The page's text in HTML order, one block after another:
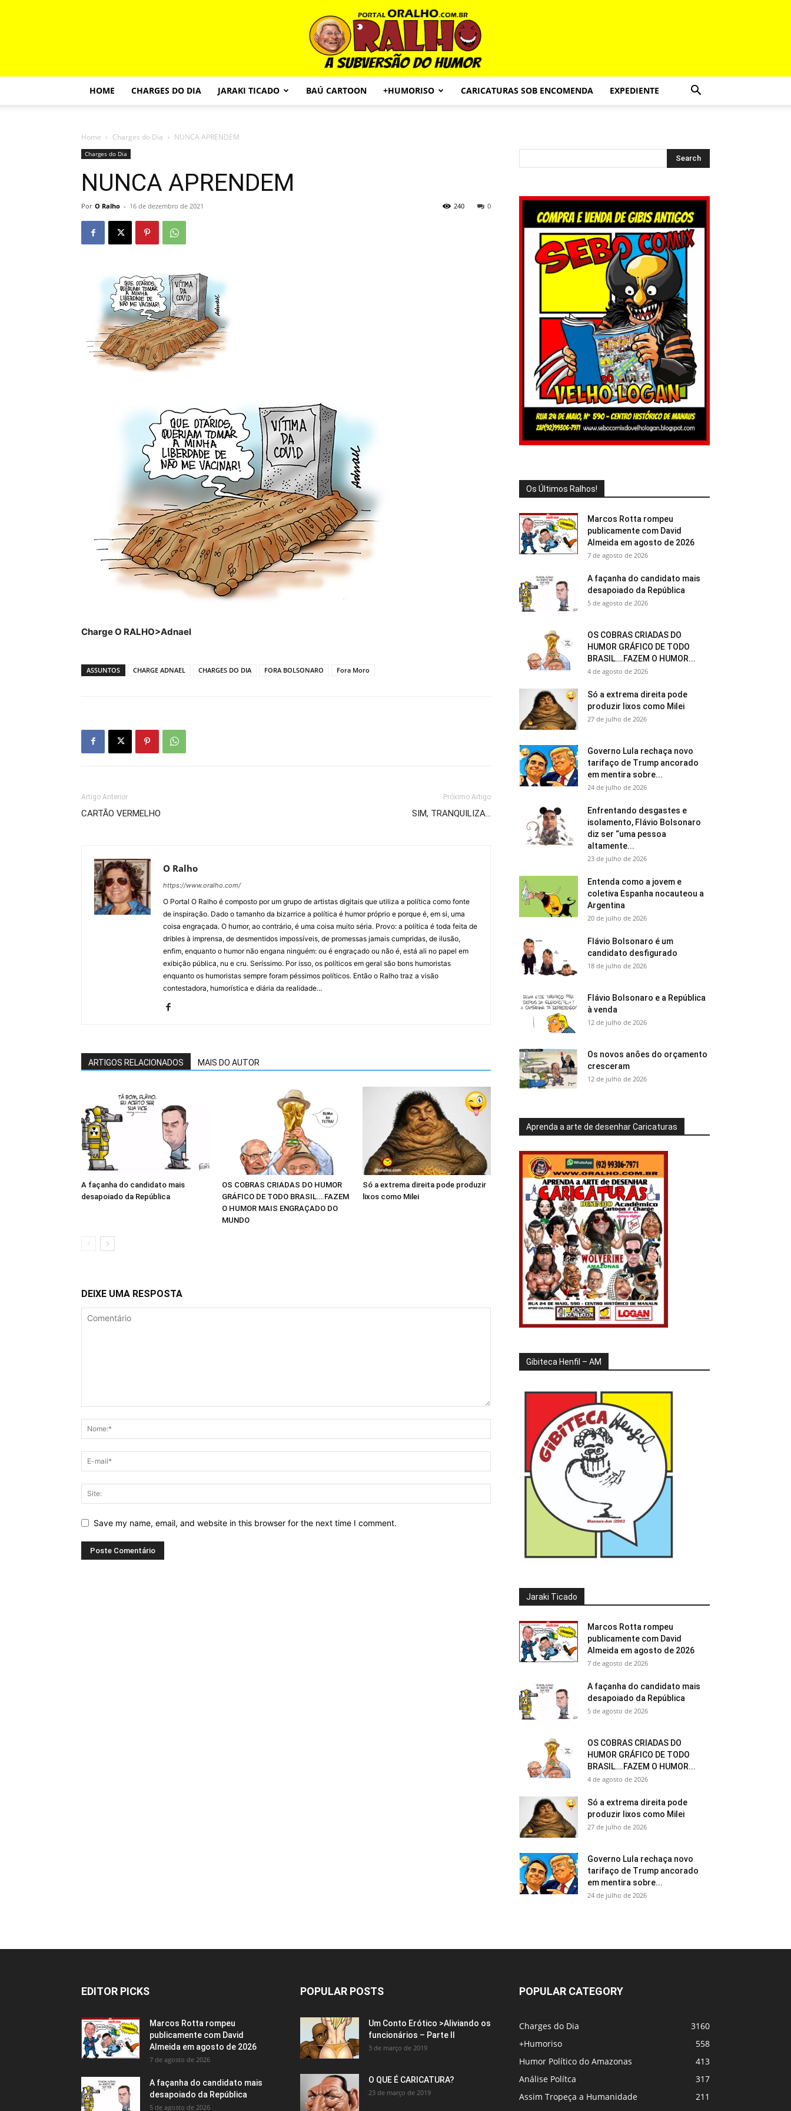
HOME CHARGES DO DIA JARAKI TICADO BAÚ CARTOON +HUMORISO CARICATURAS SOB ENCOMENDA EXPEDIENTE
Home Charges do Dia NUNCA APRENDEM
Charges do Dia
NUNCA APRENDEM
Por O Ralho - 16 de dezembro de 2021 0
240
Charge O RALHO>Adnael
ASSUNTOS CHARGE ADNAEL CHARGES DO DIA FORA BOLSONARO Fora Moro
Artigo Anterior
CARTÃO VERMELHO
Próximo Artigo
SIM, TRANQUILIZA…
O Ralho
https://www.oralho.com/
O Portal O Ralho é composto por um grupo de artistas digitais que utiliza a política como fonte
de inspiração. Dado o tamanho da bizarrice a política é humor próprio e porque é, em si, uma
coisa engraçada. O humor, ao contrário, é uma coisa muito séria. Provo: a política é toda feita de
dribles à imprensa, de desmentidos impossíveis, de promessas jamais cumpridas, de ilusão,
enfim, enquanto o humor não engana ninguém: ou é engraçado ou não é, está ali no papel em
exibição pública, nu e cru. Seríssimo. Por isso, os políticos em geral são bons humoristas
enquanto os humoristas sempre foram péssimos políticos. Então o Ralho traz a visão
contestadora, humorística e diária da realidade…
ARTIGOS RELACIONADOS MAIS DO AUTOR
A façanha do candidato mais
desapoiado da República
OS COBRAS CRIADAS DO HUMOR
GRÁFICO DE TODO BRASIL….FAZEM
O HUMOR MAIS ENGRAÇADO DO
MUNDO
Só a extrema direita pode produzir
lixos como Milei
DEIXE UMA RESPOSTA
Save my name, email, and website in this browser for the next time I comment.
Os Últimos Ralhos!
Marcos Rotta rompeu
publicamente com David
Almeida em agosto de 2026
7 de agosto de 2026
A façanha do candidato mais
desapoiado da República
5 de agosto de 2026
OS COBRAS CRIADAS DO
HUMOR GRÁFICO DE TODO
BRASIL….FAZEM O HUMOR...
4 de agosto de 2026
Só a extrema direita pode
produzir lixos como Milei
27 de julho de 2026
Governo Lula rechaça novo
tarifaço de Trump ancorado
em mentira sobre...
24 de julho de 2026
Enfrentando desgastes e
isolamento, Flávio Bolsonaro
diz ser “uma pessoa
altamente...
23 de julho de 2026
Entenda como a jovem e
coletiva Espanha nocauteou a
Argentina
20 de julho de 2026
Flávio Bolsonaro é um
candidato desfigurado
18 de julho de 2026
Flávio Bolsonaro e a República
à venda
12 de julho de 2026
Os novos anões do orçamento
cresceram
12 de julho de 2026
Aprenda a arte de desenhar Caricaturas
Gibiteca Henfil – AM
Jaraki Ticado
Marcos Rotta rompeu
publicamente com David
Almeida em agosto de 2026
7 de agosto de 2026
A façanha do candidato mais
desapoiado da República
5 de agosto de 2026
OS COBRAS CRIADAS DO
HUMOR GRÁFICO DE TODO
BRASIL….FAZEM O HUMOR...
4 de agosto de 2026
Só a extrema direita pode
produzir lixos como Milei
27 de julho de 2026
Governo Lula rechaça novo
tarifaço de Trump ancorado
em mentira sobre...
24 de julho de 2026
EDITOR PICKS
Marcos Rotta rompeu
publicamente com David
Almeida em agosto de 2026
7 de agosto de 2026
A façanha do candidato mais
desapoiado da República
5 de agosto de 2026
POPULAR POSTS
Um Conto Erótico >Aliviando os
funcionários – Parte II
3 de março de 2019
O QUE É CARICATURA?
23 de março de 2019
POPULAR CATEGORY
Charges do Dia
3160
+Humoriso
558
Humor Político do Amazonas
413
Análise Polítca
317
Assim Tropeça a Humanidade
211